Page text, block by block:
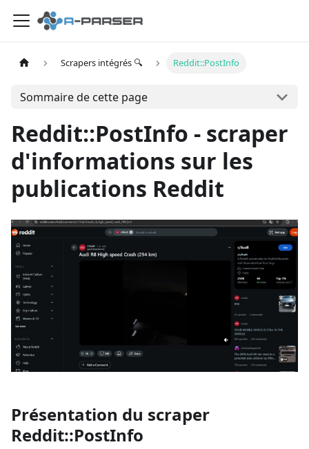
Scrapers intégrés 🔍 Reddit::PostInfo
Sommaire de cette page
Reddit::PostInfo - scraper
d'informations sur les
publications Reddit
Présentation du scraper
Reddit::PostInfo